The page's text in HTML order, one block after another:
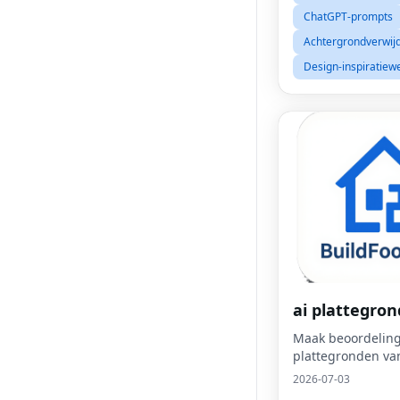
prompts die
ontworpen voor
ChatGPT-prompts
Design-
ai
Maak
plattegronden
2026-07-03